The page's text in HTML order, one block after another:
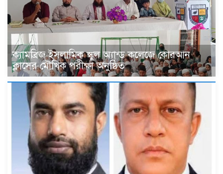
ক্যামব্রিজ ইসলামিক স্কুল অ্যান্ড কলেজে কোরআন
ক্লাসের মৌখিক পরীক্ষা অনুষ্ঠিত